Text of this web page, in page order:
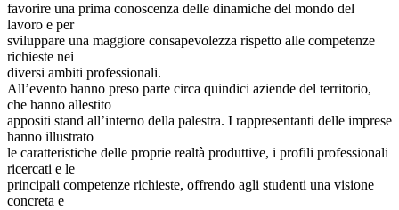
favorire una prima conoscenza delle dinamiche del mondo del
lavoro e per
sviluppare una maggiore consapevolezza rispetto alle competenze
richieste nei
diversi ambiti professionali.
All’evento hanno preso parte circa quindici aziende del territorio,
che hanno allestito
appositi stand all’interno della palestra. I rappresentanti delle imprese
hanno illustrato
le caratteristiche delle proprie realtà produttive, i profili professionali
ricercati e le
principali competenze richieste, offrendo agli studenti una visione
concreta e